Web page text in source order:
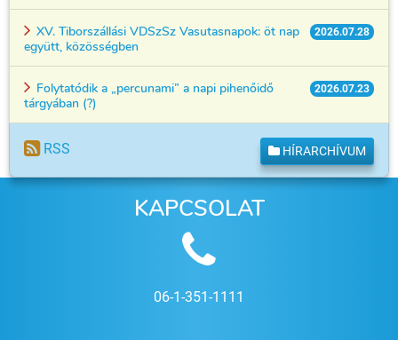
2026.07.28
XV. Tiborszállási VDSzSz Vasutasnapok: öt nap
együtt, közösségben
2026.07.23
Folytatódik a „percunami” a napi pihenőidő
tárgyában (?)
RSS HÍRARCHÍVUM
KAPCSOLAT
06-1-351-1111